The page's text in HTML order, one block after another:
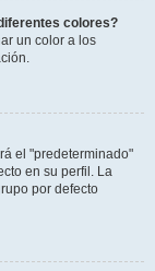
colores?
un color a los
el "predeterminado"
en su perfil. La
por defecto